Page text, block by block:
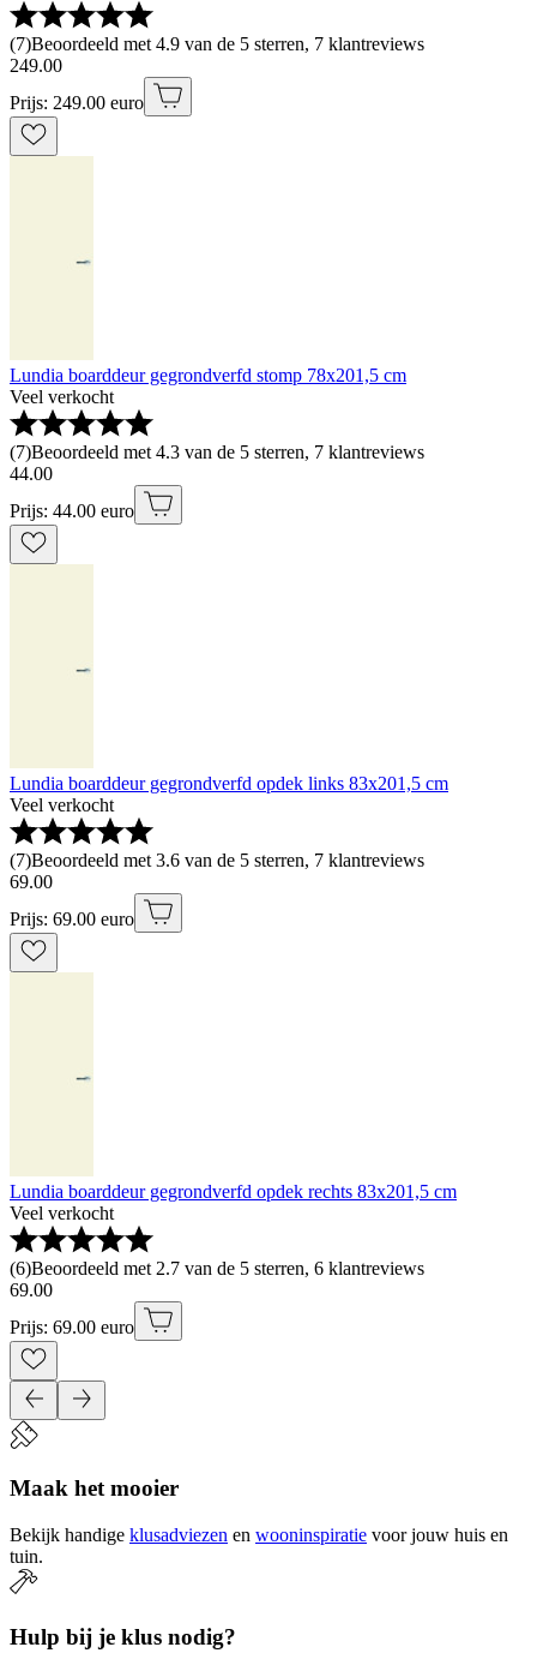
(7)Beoordeeld met 4.9 van de 5 sterren, 7 klantreviews
249.00
Prijs: 249.00 euro
Lundia boarddeur gegrondverfd stomp 78x201,5 cm
Veel verkocht
(7)Beoordeeld met 4.3 van de 5 sterren, 7 klantreviews
44.00
Prijs: 44.00 euro
Lundia boarddeur gegrondverfd opdek links 83x201,5 cm
Veel verkocht
(7)Beoordeeld met 3.6 van de 5 sterren, 7 klantreviews
69.00
Prijs: 69.00 euro
Lundia boarddeur gegrondverfd opdek rechts 83x201,5 cm
Veel verkocht
(6)Beoordeeld met 2.7 van de 5 sterren, 6 klantreviews
69.00
Prijs: 69.00 euro
Maak het mooier
Bekijk handige klusadviezen en wooninspiratie voor jouw huis en
tuin.
Hulp bij je klus nodig?